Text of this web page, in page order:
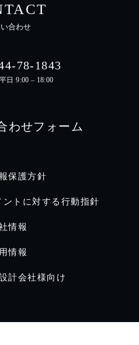
合わせ
78-1843
日 9:00 – 18:00
わせフォーム
保護方針
トに対する行動指針
情報
情報
計会社様向け